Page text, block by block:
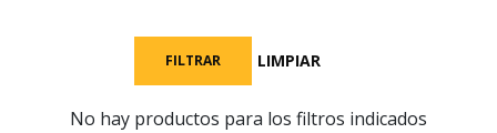
FILTRAR LIMPIAR
No hay productos para los filtros indicados